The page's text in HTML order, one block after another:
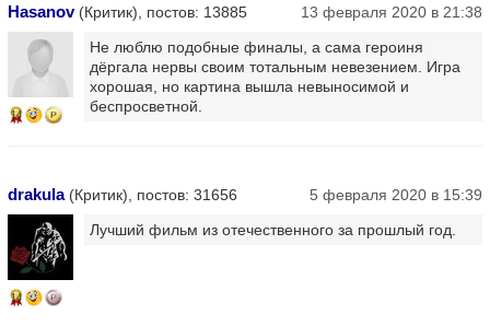
Hasanov(Критик), постов: 13885 13 февраля 2020 в 21:38
14
Не люблю подобные финалы, а сама героиня
дёргала нервы своим тотальным невезением. Игра
хорошая, но картина вышла невыносимой и
беспросветной.
drakula(Критик), постов: 31656 5 февраля 2020 в 15:39
14
Лучший фильм из отечественного за прошлый год.